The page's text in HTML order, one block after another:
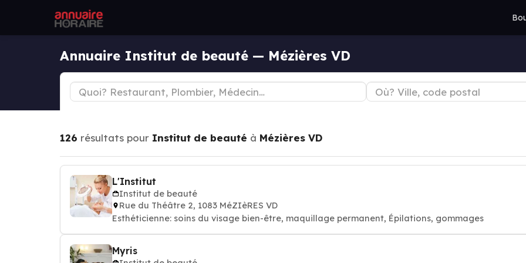
Annuaire Institut de beauté — Mézières VD
126 résultats pour Institut de beauté à Mézières VD
L'Institut
Institut de beauté
Rue du Théâtre 2, 1083 MéZIèRES VD
Esthéticienne: soins du visage bien-être, maquillage permanent, Épilations, gommages
Myris